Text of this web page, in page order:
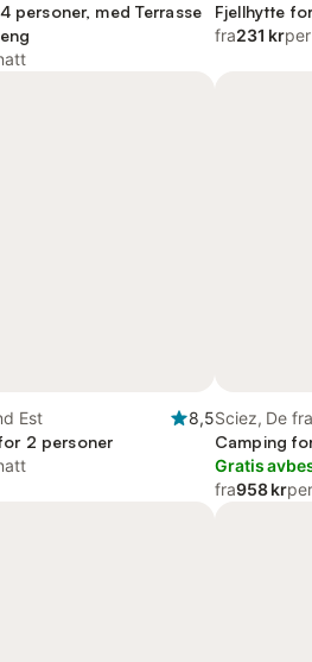
personer, med Terrasse
Fjellhytte
fra231 kr
Est
8,5
2 personer
Sciez, De
Camping
Gratis
fra958 kr